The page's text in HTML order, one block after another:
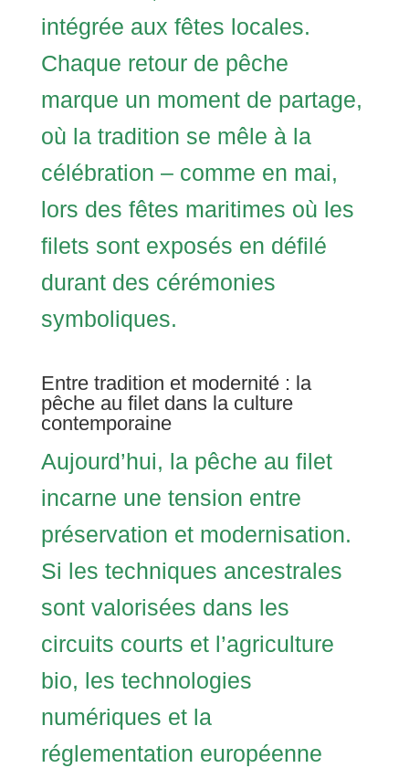
intégrée aux fêtes locales.
Chaque retour de pêche
marque un moment de partage,
où la tradition se mêle à la
célébration – comme en mai,
lors des fêtes maritimes où les
filets sont exposés en défilé
durant des cérémonies
symboliques.
Entre tradition et modernité : la
pêche au filet dans la culture
contemporaine
Aujourd’hui, la pêche au filet
incarne une tension entre
préservation et modernisation.
Si les techniques ancestrales
sont valorisées dans les
circuits courts et l’agriculture
bio, les technologies
numériques et la
réglementation européenne